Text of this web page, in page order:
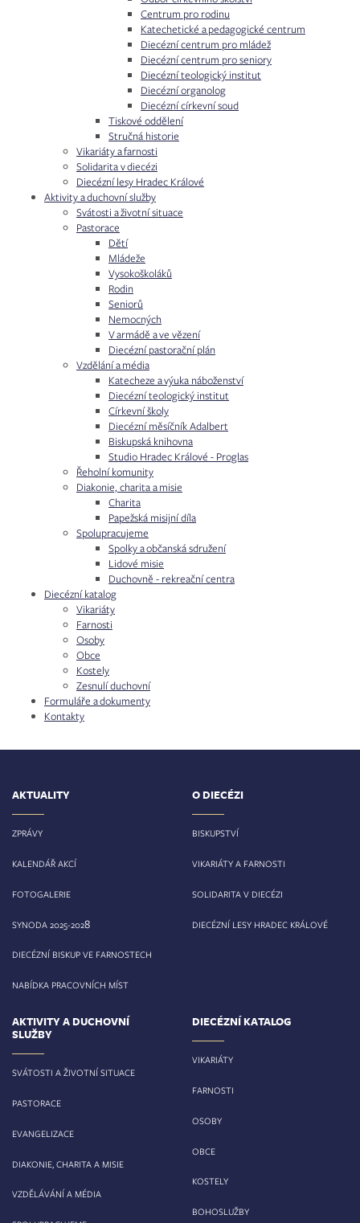
Centrum pro rodinu
Katechetické a pedagogické centrum
Diecézní centrum pro mládež
Diecézní centrum pro seniory
Diecézní teologický institut
Diecézní organolog
Diecézní církevní soud
Tiskové oddělení
Stručná historie
Vikariáty a farnosti
Solidarita v diecézi
Diecézní lesy Hradec Králové
Aktivity a duchovní služby
Svátosti a životní situace
Pastorace
Dětí
Mládeže
Vysokoškoláků
Rodin
Seniorů
Nemocných
V armádě a ve vězení
Diecézní pastorační plán
Vzdělání a média
Katecheze a výuka náboženství
Diecézní teologický institut
Církevní školy
Diecézní měsíčník Adalbert
Biskupská knihovna
Studio Hradec Králové - Proglas
Řeholní komunity
Diakonie, charita a misie
Charita
Papežská misijní díla
Spolupracujeme
Spolky a občanská sdružení
Lidové misie
Duchovně - rekreační centra
Diecézní katalog
Vikariáty
Farnosti
Osoby
Obce
Kostely
Zesnulí duchovní
Formuláře a dokumenty
Kontakty
AKTUALITY
ZPRÁVY
KALENDÁŘ AKCÍ
FOTOGALERIE
SYNODA 2025-2028
DIECÉZNÍ BISKUP VE FARNOSTECH
NABÍDKA PRACOVNÍCH MÍST
O DIECÉZI
BISKUPSTVÍ
VIKARIÁTY A FARNOSTI
SOLIDARITA V DIECÉZI
DIECÉZNÍ LESY HRADEC KRÁLOVÉ
AKTIVITY A DUCHOVNÍ
SLUŽBY
SVÁTOSTI A ŽIVOTNÍ SITUACE
PASTORACE
EVANGELIZACE
DIAKONIE, CHARITA A MISIE
VZDĚLÁVÁNÍ A MÉDIA
DIECÉZNÍ KATALOG
VIKARIÁTY
FARNOSTI
OSOBY
OBCE
KOSTELY
BOHOSLUŽBY